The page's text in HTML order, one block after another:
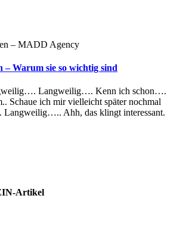
– Warum sie so wichtig sind
Langweilig…. Kenn ich schon….
ich mir vielleicht später nochmal
Ahh, das klingt interessant.
Artikel